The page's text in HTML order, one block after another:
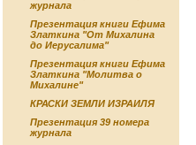
журнала
Презентация книги Ефима
Златкина "От Михалина
до Иерусалима"
Презентация книги Ефима
Златкина "Молитва о
Михалине"
КРАСКИ ЗЕМЛИ ИЗРАИЛЯ
Презентация 39 номера
журнала